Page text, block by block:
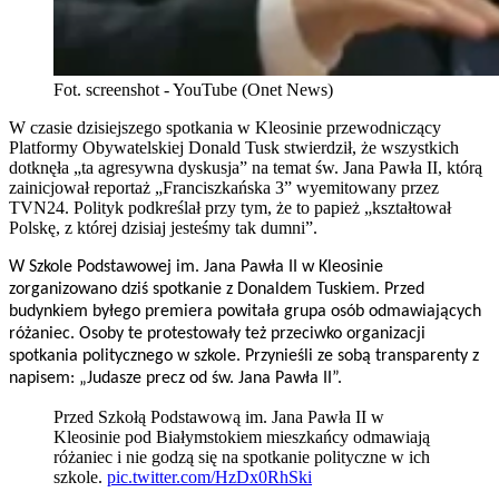
Fot. screenshot - YouTube (Onet News)
W czasie dzisiejszego spotkania w Kleosinie przewodniczący
Platformy Obywatelskiej Donald Tusk stwierdził, że wszystkich
dotknęła „ta agresywna dyskusja” na temat św. Jana Pawła II, którą
zainicjował reportaż „Franciszkańska 3” wyemitowany przez
TVN24. Polityk podkreślał przy tym, że to papież „kształtował
Polskę, z której dzisiaj jesteśmy tak dumni”.
W Szkole Podstawowej im. Jana Pawła II w Kleosinie
zorganizowano dziś spotkanie z Donaldem Tuskiem. Przed
budynkiem byłego premiera powitała grupa osób odmawiających
różaniec. Osoby te protestowały też przeciwko organizacji
spotkania politycznego w szkole. Przynieśli ze sobą transparenty z
napisem: „Judasze precz od św. Jana Pawła II”.
Przed Szkołą Podstawową im. Jana Pawła II w
Kleosinie pod Białymstokiem mieszkańcy odmawiają
różaniec i nie godzą się na spotkanie polityczne w ich
szkole. pic.twitter.com/HzDx0RhSki